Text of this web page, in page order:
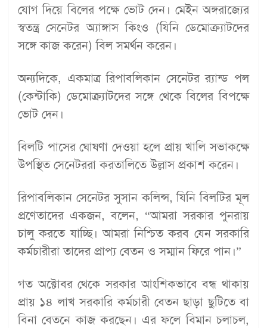
যোগ দিয়ে বিলের পক্ষে ভোট দেন। মেইন অঙ্গরাজ্যের
স্বতন্ত্র সেনেটর অ্যাঙ্গাস কিংও (যিনি ডেমোক্র্যাটদের
সঙ্গে কাজ করেন) বিল সমর্থন করেন।
অন্যদিকে, একমাত্র রিপাবলিকান সেনেটর র‍্যান্ড পল
(কেন্টাকি) ডেমোক্র্যাটদের সঙ্গে থেকে বিলের বিপক্ষে
ভোট দেন।
বিলটি পাসের ঘোষণা দেওয়া হলে প্রায় খালি সভাকক্ষে
উপস্থিত সেনেটররা করতালিতে উল্লাস প্রকাশ করেন।
রিপাবলিকান সেনেটর সুসান কলিন্স, যিনি বিলটির মূল
প্রণেতাদের একজন, বলেন, “আমরা সরকার পুনরায়
চালু করতে যাচ্ছি। আমরা নিশ্চিত করব যেন সরকারি
কর্মচারীরা তাদের প্রাপ্য বেতন ও সম্মান ফিরে পান।”
গত অক্টোবর থেকে সরকার আংশিকভাবে বন্ধ থাকায়
প্রায় ১৪ লাখ সরকারি কর্মচারী বেতন ছাড়া ছুটিতে বা
বিনা বেতনে কাজ করছেন। এর ফলে বিমান চলাচল,